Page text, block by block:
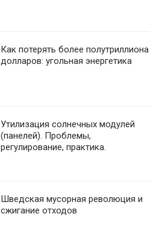
Как потерять более полутриллиона
долларов: угольная энергетика
Утилизация солнечных модулей
(панелей). Проблемы,
регулирование, практика.
Шведская мусорная революция и
сжигание отходов